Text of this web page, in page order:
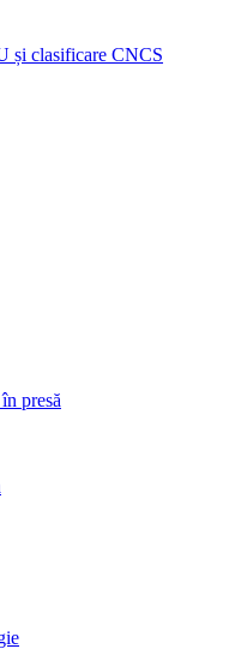
și clasificare CNCS
presă